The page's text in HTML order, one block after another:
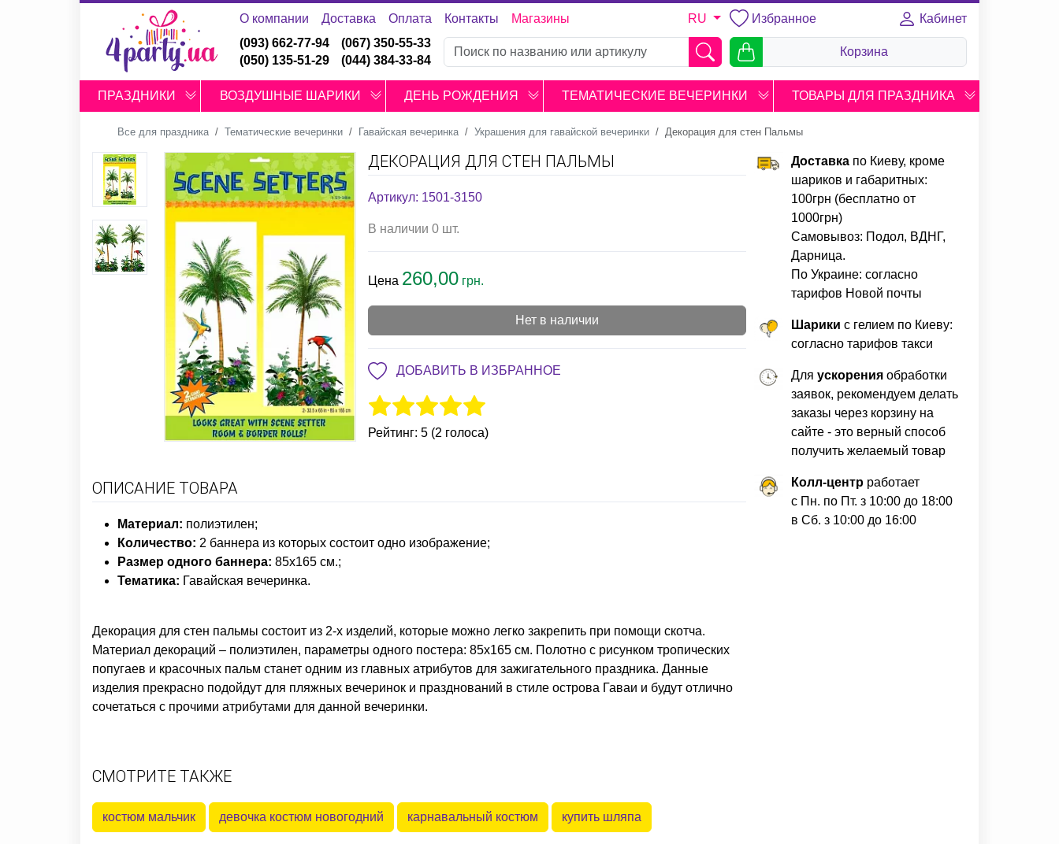
О компании Доставка Оплата Контакты Магазины RU Избранное
Кабинет
(093) 662-77-94
(050) 135-51-29
(067) 350-55-33
(044) 384-33-84
Корзина
ПРАЗДНИКИ ВОЗДУШНЫЕ ШАРИКИ ДЕНЬ РОЖДЕНИЯ ТЕМАТИЧЕСКИЕ ВЕЧЕРИНКИ ТОВАРЫ ДЛЯ ПРАЗДНИКА
Все для праздника Тематические вечеринки Гавайская вечеринка Украшения для гавайской вечеринки Декорация для стен Пальмы
ДЕКОРАЦИЯ ДЛЯ СТЕН ПАЛЬМЫ
Артикул: 1501-3150
В наличии 0 шт.
Цена 260,00 грн.
Нет в наличии
ДОБАВИТЬ В ИЗБРАННОЕ
Рейтинг: 5 (2 голоса)
ОПИСАНИЕ ТОВАРА
Материал: полиэтилен;
Количество: 2 баннера из которых состоит одно изображение;
Размер одного баннера: 85х165 см.;
Тематика: Гавайская вечеринка.
Декорация для стен пальмы состоит из 2-х изделий, которые можно легко закрепить при помощи скотча.
Материал декораций – полиэтилен, параметры одного постера: 85х165 см. Полотно с рисунком тропических
попугаев и красочных пальм станет одним из главных атрибутов для зажигательного праздника. Данные
изделия прекрасно подойдут для пляжных вечеринок и празднований в стиле острова Гаваи и будут отлично
сочетаться с прочими атрибутами для данной вечеринки.
СМОТРИТЕ ТАКЖЕ
костюм мальчик девочка костюм новогодний карнавальный костюм купить шляпа
Доставкапо Киеву, кроме
шариков и габаритных:
100грн (бесплатно от
1000грн)
Самовывоз: Подол, ВДНГ,
Дарница.
По Украине: согласно
тарифов Новой почты
Шарики с гелием по Киеву:
согласно тарифов такси
Для ускоренияобработки
заявок, рекомендуем делать
заказы через корзину на
сайте - это верный способ
получить желаемый товар
Колл-центрработает
с Пн. по Пт. з 10:00 до 18:00
в Сб. з 10:00 до 16:00